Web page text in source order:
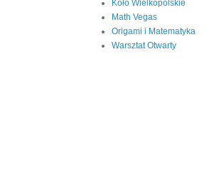
Koło Wielkopolskie
Math Vegas
Origami i Matematyka
Warsztat Otwarty